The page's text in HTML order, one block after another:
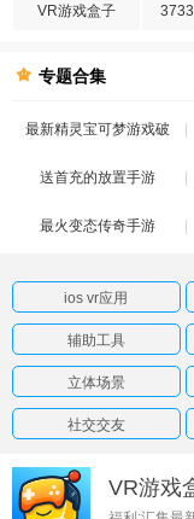
VR游戏盒子
专题合集
最新精灵宝可梦游戏破
解版
送首充的放置手游
最火变态传奇手游
ios vr应用
辅助工具
立体场景
社交交友
VR游戏